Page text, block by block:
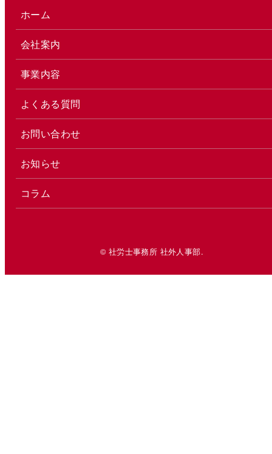
ホーム
会社案内
事業内容
よくある質問
お問い合わせ
お知らせ
コラム
© 社労士事務所 社外人事部.